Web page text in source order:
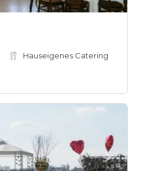
Hauseigenes Catering